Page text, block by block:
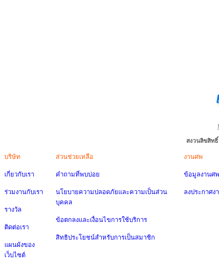
สงวนลิขสิท
บริษัท
เกี่ยวกับเรา
ร่วมงานกับเรา
รางวัล
ติดต่อเรา
แผนผังของ
เว็บไซต์
ส่วนช่วยเหลือ
คำถามที่พบบ่อย
นโยบายความปลอดภัยและความเป็นส่วน
บุคคล
ข้อตกลงและเงื่อนไขการใช้บริการ
สิทธิประโยชน์สำหรับการเป็นสมาชิก
งานศพ
ข้อมูลงานศพ
ลงประกาศง